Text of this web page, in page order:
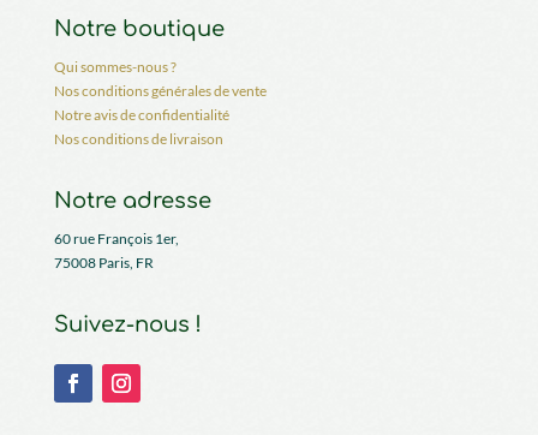
Notre boutique
Qui sommes-nous ?
Nos conditions générales de vente
Notre avis de confidentialité
Nos conditions de livraison
Notre adresse
60 rue François 1er,
75008 Paris, FR
Suivez-nous !